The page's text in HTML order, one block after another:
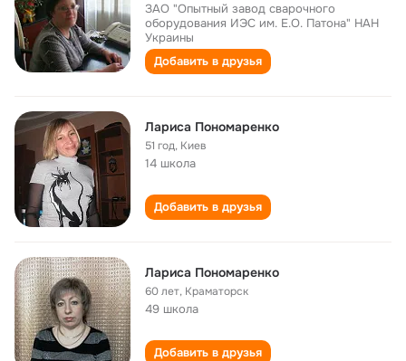
ЗАО "Опытный завод сварочного
оборудования ИЭС им. Е.О. Патона" НАН
Украины
Добавить в друзья
Лариса Пономаренко
51 год, Киев
14 школа
Добавить в друзья
Лариса Пономаренко
60 лет, Краматорск
49 школа
Добавить в друзья